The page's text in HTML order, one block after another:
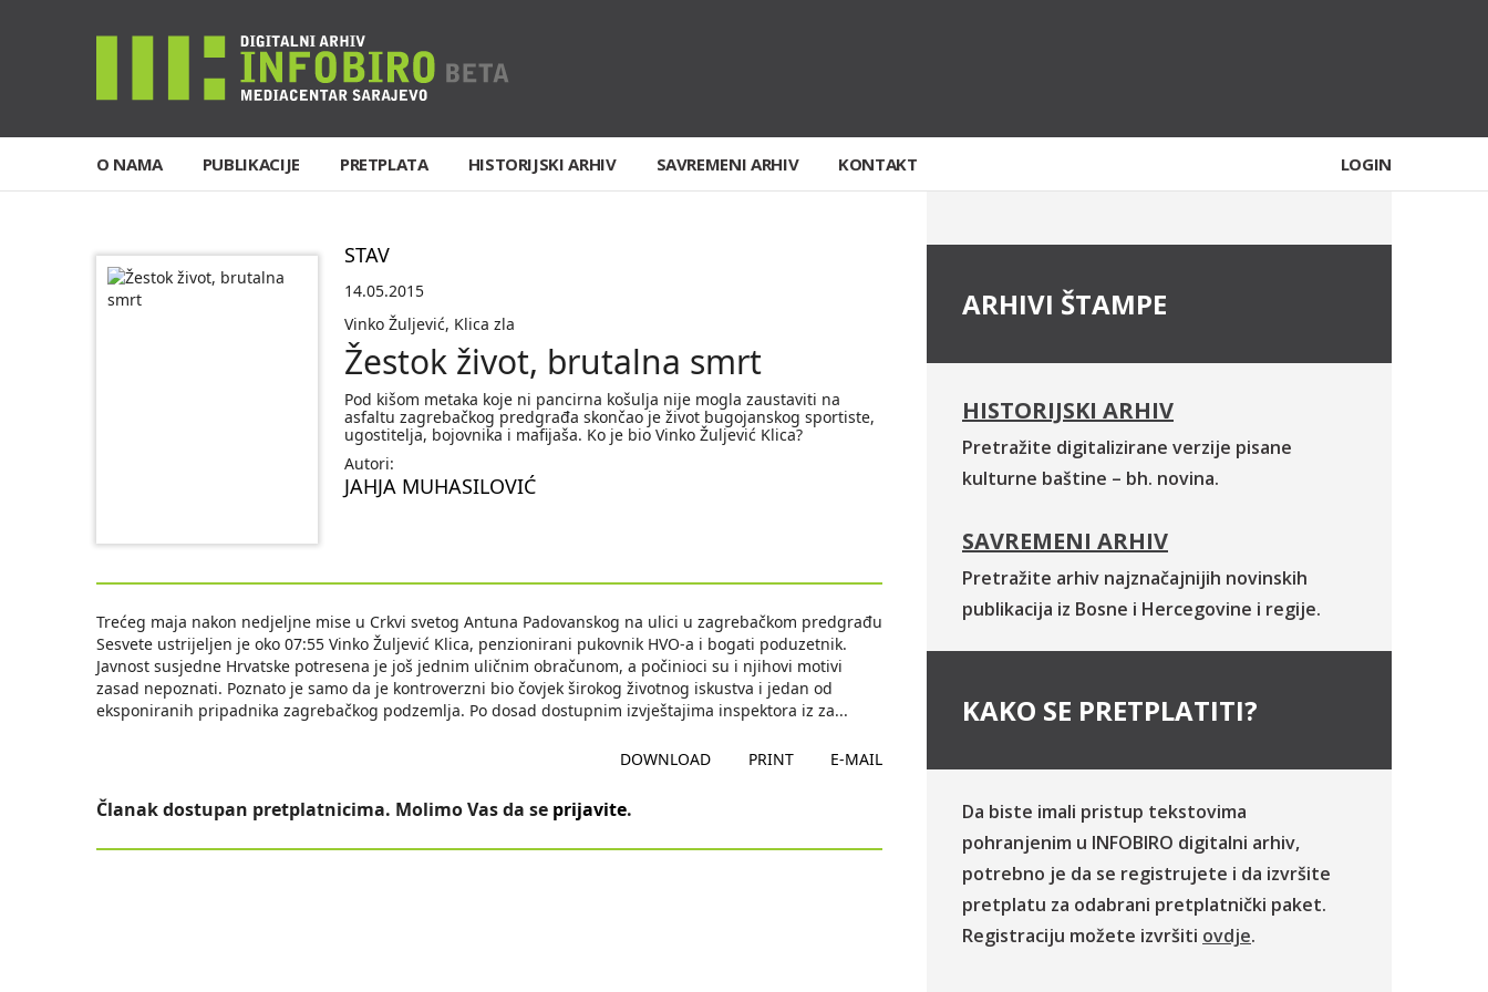
O NAMA PUBLIKACIJE PRETPLATA HISTORIJSKI ARHIV SAVREMENI ARHIV KONTAKT LOGIN
STAV
14.05.2015
Vinko Žuljević, Klica zla
Žestok život, brutalna smrt
Pod kišom metaka koje ni pancirna košulja nije mogla zaustaviti na
asfaltu zagrebačkog predgrađa skončao je život bugojanskog sportiste,
ugostitelja, bojovnika i mafijaša. Ko je bio Vinko Žuljević Klica?
Autori:
JAHJA MUHASILOVIĆ
Trećeg maja nakon nedjeljne mise u Crkvi svetog Antuna Padovanskog na ulici u zagrebačkom predgrađu
Sesvete ustrijeljen je oko 07:55 Vinko Žuljević Klica, penzionirani pukovnik HVO-a i bogati poduzetnik.
Javnost susjedne Hrvatske potresena je još jednim uličnim obračunom, a počinioci su i njihovi motivi
zasad nepoznati. Poznato je samo da je kontroverzni bio čovjek širokog životnog iskustva i jedan od
eksponiranih pripadnika zagrebačkog podzemlja. Po dosad dostupnim izvještajima inspektora iz za...
DOWNLOAD PRINT E-MAIL
Članak dostupan pretplatnicima. Molimo Vas da se prijavite.
ARHIVI ŠTAMPE
HISTORIJSKI ARHIV
Pretražite digitalizirane verzije pisane
kulturne baštine – bh. novina.
SAVREMENI ARHIV
Pretražite arhiv najznačajnijih novinskih
publikacija iz Bosne i Hercegovine i regije.
KAKO SE PRETPLATITI?
Da biste imali pristup tekstovima
pohranjenim u INFOBIRO digitalni arhiv,
potrebno je da se registrujete i da izvršite
pretplatu za odabrani pretplatnički paket.
Registraciju možete izvršiti ovdje.